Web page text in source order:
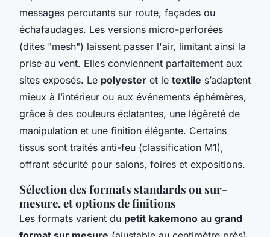
messages percutants sur route, façades ou
échafaudages. Les versions micro-perforées
(dites "mesh") laissent passer l'air, limitant ainsi la
prise au vent. Elles conviennent parfaitement aux
sites exposés. Le polyester et le textile s’adaptent
mieux à l’intérieur ou aux événements éphémères,
grâce à des couleurs éclatantes, une légèreté de
manipulation et une finition élégante. Certains
tissus sont traités anti-feu (classification M1),
offrant sécurité pour salons, foires et expositions.
Sélection des formats standards ou sur-
mesure, et options de finitions
Les formats varient du petit kakemono au grand